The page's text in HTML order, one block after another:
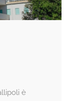
è